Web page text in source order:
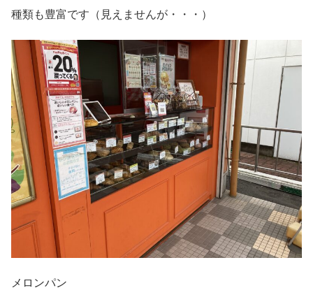
種類も豊富です（見えませんが・・・）
メロンパン